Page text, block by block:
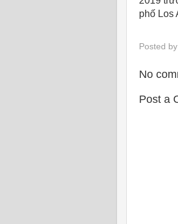
phố Los
Posted by
No
Post a